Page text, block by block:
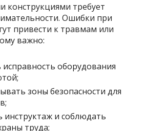
конструкциями требует
Ошибки при
привести к травмам или
важно:
оборудования
зоны безопасности для
и соблюдать
труда;